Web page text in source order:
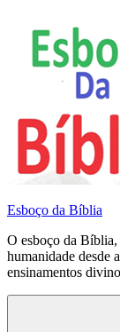
conteúdo
Esboço da Bíblia
O esboço da Bíblia,
humanidade desde
ensinamentos